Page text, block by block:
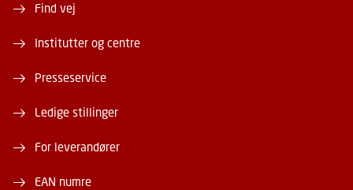
Find vej
Institutter og centre
Presseservice
Ledige stillinger
For leverandører
EAN numre